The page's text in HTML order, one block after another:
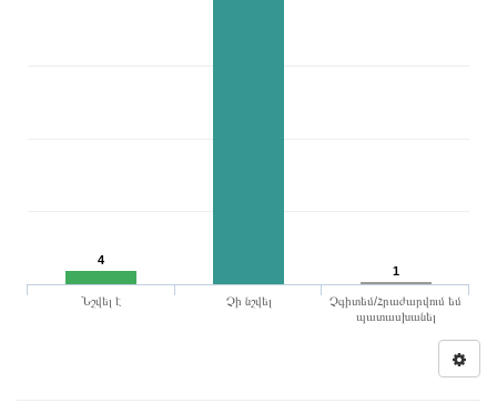
4
1
Նշվել է Չի նշվել
Չգիտեմ/Հրաժարվում եմ
պատասխանել